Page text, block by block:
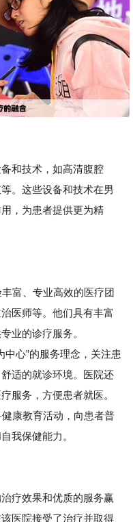
和技术，如高清腹腔
。这些设备和技术在男
，为患者提供更为精
富、专业高效的医疗团
医师等。他们具有丰富
业的诊疗服务。
心”的服务理念，关注患
适的就诊环境。医院还
服务，方便患者就医。
康教育活动，向患者普
我保健能力。
疗效果和优质的服务赢
医院接受了治疗并取得